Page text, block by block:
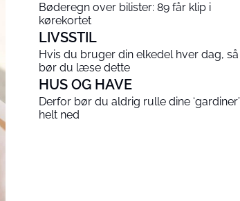
Bøderegn over bilister: 89 får klip i
kørekortet
LIVSSTIL
Hvis du bruger din elkedel hver dag, så
bør du læse dette
HUS OG HAVE
Derfor bør du aldrig rulle dine ‘gardiner’
helt ned